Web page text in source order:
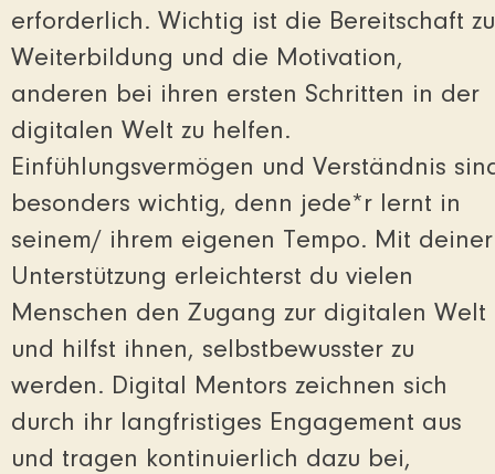
erforderlich. Wichtig ist die Bereitschaft
Weiterbildung und die Motivation,
anderen bei ihren ersten Schritten in der
digitalen Welt zu helfen.
Einfühlungsvermögen und Verständnis
besonders wichtig, denn jede*r lernt in
seinem/ ihrem eigenen Tempo. Mit deiner
Unterstützung erleichterst du vielen
Menschen den Zugang zur digitalen Welt
und hilfst ihnen, selbstbewusster zu
werden. Digital Mentors zeichnen sich
durch ihr langfristiges Engagement aus
und tragen kontinuierlich dazu bei,